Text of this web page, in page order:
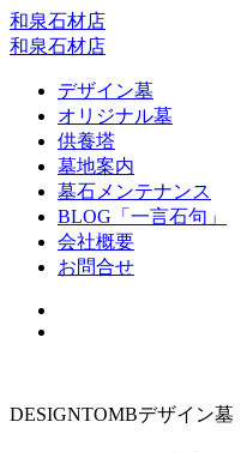
和泉石材店
和泉石材店
デザイン墓
オリジナル墓
供養塔
墓地案内
墓石メンテナンス
BLOG「一言石句」
会社概要
お問合せ
DESIGNTOMBデザイン墓